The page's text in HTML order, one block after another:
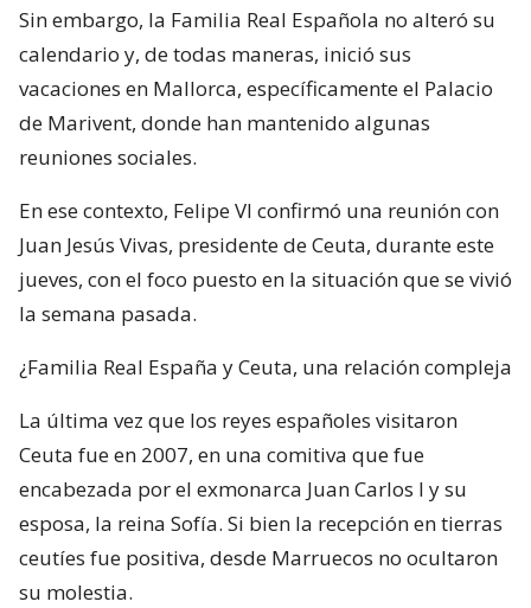
Sin embargo, la Familia Real Española no alteró su
calendario y, de todas maneras, inició sus
vacaciones en Mallorca, específicamente el Palacio
de Marivent, donde han mantenido algunas
reuniones sociales.
En ese contexto, Felipe VI confirmó una reunión con
Juan Jesús Vivas, presidente de Ceuta, durante este
jueves, con el foco puesto en la situación que se vivió
la semana pasada.
¿Familia Real España y Ceuta, una relación compleja
La última vez que los reyes españoles visitaron
Ceuta fue en 2007, en una comitiva que fue
encabezada por el exmonarca Juan Carlos I y su
esposa, la reina Sofía. Si bien la recepción en tierras
ceutíes fue positiva, desde Marruecos no ocultaron
su molestia.